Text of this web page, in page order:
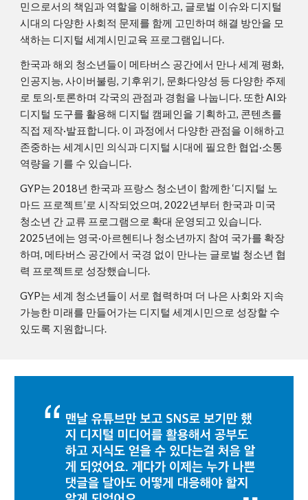
민으로서의 책임과 역할을 이해하고, 글로벌 이슈와 디지털
시대의 다양한 사회적 문제를 함께 고민하며 해결 방안을 모
색하는 디지털 세계시민교육 프로그램입니다.
한국과 해외 청소년들이 메타버스 공간에서 만나 세계 평화,
인공지능, 사이버불링, 기후위기, 문화다양성 등 다양한 주제
로 토의·토론하며 각국의 관점과 경험을 나눕니다. 또한 AI와
디지털 도구를 활용해 디지털 캠페인을 기획하고, 콘텐츠를
직접 제작·발표합니다. 이 과정에서 다양한 관점을 이해하고
존중하는 세계시민 의식과 디지털 시대에 필요한 협업·소통
역량을 기를 수 있습니다.
GYP는 2018년 한국과 프랑스 청소년이 함께한 ‘디지털 노
마드 프로젝트’로 시작되었으며, 2022년부터 한국과 미국
청소년 간 교류 프로그램으로 확대 운영되고 있습니다.
2025년에는 영국·아르헨티나 청소년까지 참여 국가를 확장
하며, 메타버스 공간에서 국경 없이 만나는 글로벌 청소년 협
력 프로젝트로 성장했습니다.
GYP는 세계 청소년들이 서로 협력하며 더 나은 사회와 지속
가능한 미래를 만들어가는 디지털 세계시민으로 성장할 수
있도록 지원합니다.